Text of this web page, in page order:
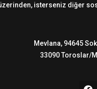
isterseniz diğer
Mevlana, 94645
33090 Toroslar/